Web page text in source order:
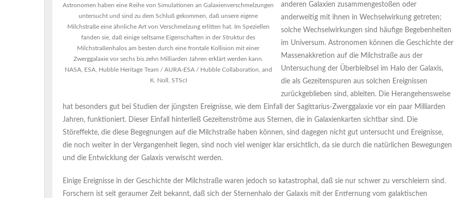
Astronomen haben eine Reihe von Simulationen an Galaxienverschmelzungen
untersucht und sind zu dem Schluß gekommen, daß unsere eigene
Milchstraße eine ähnliche Art von Verschmelzung erlitten hat. Im Speziellen
fanden sie, daß einige seltsame Eigenschaften in der Struktur des
Milchstraßenhalos am besten durch eine frontale Kollision mit einer
Zwerggalaxie vor sechs bis zehn Milliarden Jahren erklärt werden kann.
NASA, ESA, Hubble Heritage Team / AURA-ESA / Hubble Collaboration, and
K. Noll, STScI
anderen Galaxien zusammengestoßen oder
anderweitig mit ihnen in Wechselwirkung getreten;
solche Wechselwirkungen sind häufige Begebenheiten
im Universum. Astronomen können die Geschichte der
Massenakkretion auf die Milchstraße aus der
Untersuchung der Überbleibsel im Halo der Galaxis,
die als Gezeitenspuren aus solchen Ereignissen
zurückgeblieben sind, ableiten. Die Herangehensweise
hat besonders gut bei Studien der jüngsten Ereignisse, wie dem Einfall der Sagittarius-Zwerggalaxie vor ein paar Milliarden
Jahren, funktioniert. Dieser Einfall hinterließ Gezeitenströme aus Sternen, die in Galaxienkarten sichtbar sind. Die
Störeffekte, die diese Begegnungen auf die Milchstraße haben können, sind dagegen nicht gut untersucht und Ereignisse,
die noch weiter in der Vergangenheit liegen, sind noch viel weniger klar ersichtlich, da sie durch die natürlichen Bewegungen
und die Entwicklung der Galaxis verwischt werden.
Einige Ereignisse in der Geschichte der Milchstraße waren jedoch so katastrophal, daß sie nur schwer zu verschleiern sind.
Forschern ist seit geraumer Zeit bekannt, daß sich der Sternenhalo der Galaxis mit der Entfernung vom galaktischen